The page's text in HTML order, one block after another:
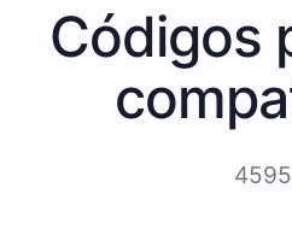
Códigos